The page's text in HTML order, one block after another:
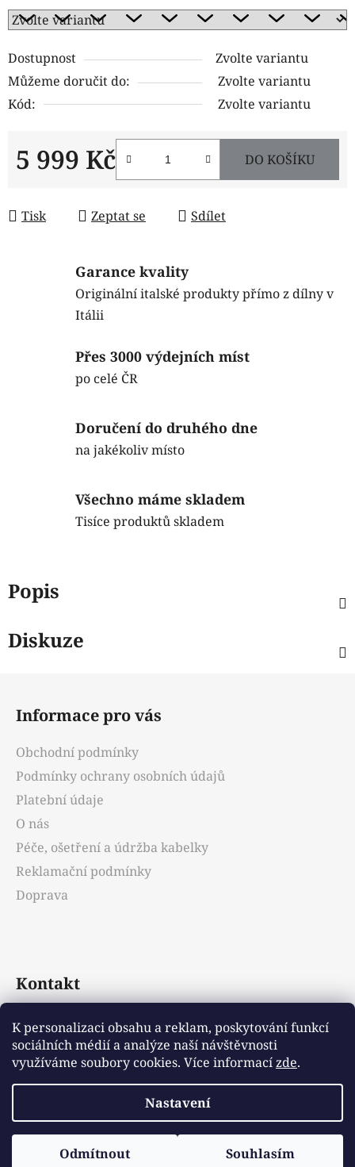
K personalizaci obsahu a reklam, poskytování funkcí
sociálních médií a analýze naší návštěvnosti
využíváme soubory cookies. Více informacízde.
Nastavení
Odmítnout Souhlasím
Dostupnost
Zvolte variantu
Můžeme doručit do:
Zvolte variantu
Kód:
Zvolte variantu
5 999 Kč DO KOŠÍKU
Tisk Zeptat se Sdílet
Garance kvality
Originální italské produkty přímo z dílny v
Itálii
Přes 3000 výdejních míst
po celé ČR
Doručení do druhého dne
na jakékoliv místo
Všechno máme skladem
Tisíce produktů skladem
Popis
Diskuze
Informace pro vás
Obchodní podmínky
Podmínky ochrany osobních údajů
Platební údaje
O nás
Péče, ošetření a údržba kabelky
Reklamační podmínky
Doprava
Kontakt
info@emotys.cz
+421903231812
Vytvořil Shoptet
Copyright 2026
. Všechna práva